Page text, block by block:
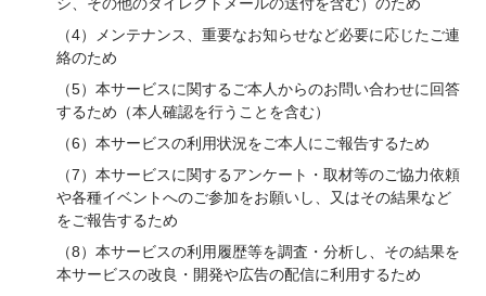
（4）メンテナンス、重要なお知らせなど必要に応じたご連
絡のため
（5）本サービスに関するご本人からのお問い合わせに回答
するため（本人確認を行うことを含む）
（6）本サービスの利用状況をご本人にご報告するため
（7）本サービスに関するアンケート・取材等のご協力依頼
や各種イベントへのご参加をお願いし、又はその結果など
をご報告するため
（8）本サービスの利用履歴等を調査・分析し、その結果を
本サービスの改良・開発や広告の配信に利用するため